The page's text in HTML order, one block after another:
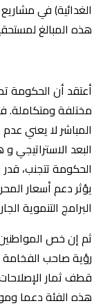
الغدائية) في
هذه المبالغ
أعتقد أن الحكومة
مختلفة ومتكاملة.
المباشر لا يعني
البعد الاستراتيجي
الحكومة تتجنب،
يؤثر دعم أسعار
البرامج التنموية
ثم إن خص
رؤية صاحب
قطف ثمار
هذه الفئة دعما